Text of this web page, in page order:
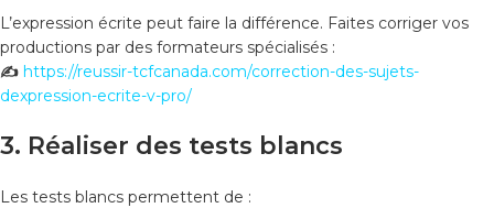
L’expression écrite peut faire la différence. Faites corriger vos
productions par des formateurs spécialisés :
✍ https://reussir-tcfcanada.com/correction-des-sujets-
dexpression-ecrite-v-pro/
3. Réaliser des tests blancs
Les tests blancs permettent de :